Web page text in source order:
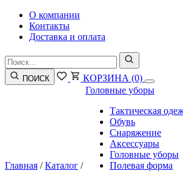
О компании
Контакты
Доставка и оплата
ПОИСК КОРЗИНА (0)
Главная /Каталог /
Головные уборы
Тактическая
Обувь
Снаряжение
Аксессуары
Головные уборы
Полевая форма